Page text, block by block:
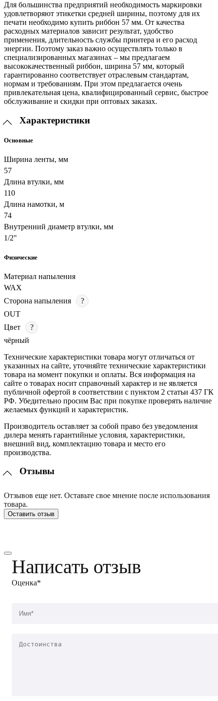
Для большинства предприятий необходимость маркировки
удовлетворяют этикетки средней ширины, поэтому для их
печати необходимо купить риббон 57 мм. От качества
расходных материалов зависит результат, удобство
применения, длительность службы принтера и его расход
энергии. Поэтому заказ важно осуществлять только в
специализированных магазинах – мы предлагаем
высококачественный риббон, ширина 57 мм, который
гарантированно соответствует отраслевым стандартам,
нормам и требованиям. При этом предлагается очень
привлекательная цена, квалифицированный сервис, быстрое
обслуживание и скидки при оптовых заказах.
Характеристики
Основные
Ширина ленты, мм
57
Длина втулки, мм
110
Длина намотки, м
74
Внутренний диаметр втулки, мм
1/2"
Физические
Материал напыления
WAX
Сторона напыления
?
OUT
Цвет
?
чёрный
Технические характеристики товара могут отличаться от
указанных на сайте, уточняйте технические характеристики
товара на момент покупки и оплаты. Вся информация на
сайте о товарах носит справочный характер и не является
публичной офертой в соответствии с пунктом 2 статьи 437 ГК
РФ. Убедительно просим Вас при покупке проверять наличие
желаемых функций и характеристик.
Производитель оставляет за собой право без уведомления
дилера менять гарантийные условия, характеристики,
внешний вид, комплектацию товара и место его
производства.
Отзывы
Отзывов еще нет. Оставьте свое мнение после использования
товара.
Оставить отзыв
Написать отзыв
Оценка*